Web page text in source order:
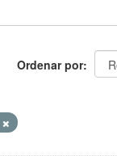
Ordenar por